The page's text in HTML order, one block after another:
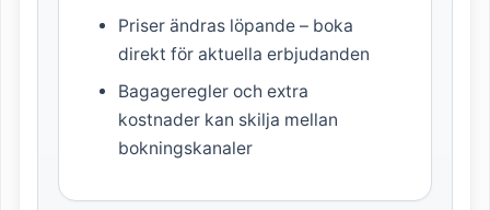
Priser ändras löpande – boka
direkt för aktuella erbjudanden
Bagageregler och extra
kostnader kan skilja mellan
bokningskanaler